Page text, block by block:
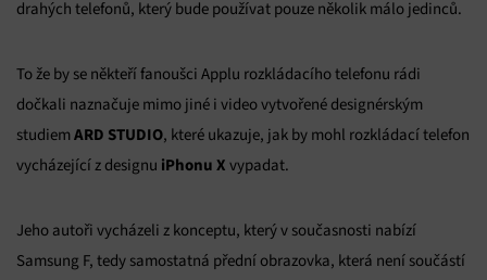
drahých telefonů, který bude používat pouze několik málo jedinců.
To že by se někteří fanoušci Applu rozkládacího telefonu rádi
dočkali naznačuje mimo jiné i video vytvořené designérským
studiem ARD STUDIO, které ukazuje, jak by mohl rozkládací telefon
vycházející z designu iPhonu X vypadat.
Jeho autoři vycházeli z konceptu, který v současnosti nabízí
Samsung F, tedy samostatná přední obrazovka, která není součástí